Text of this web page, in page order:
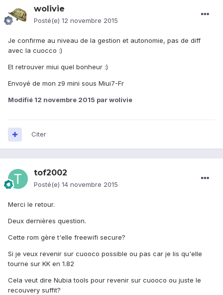
wolivie
Posté(e) 12 novembre 2015
Je confirme au niveau de la gestion et autonomie, pas de diff
avec la cuocco :)
Et retrouver miui quel bonheur :)
Envoyé de mon z9 mini sous Miui7-Fr
Modifié 12 novembre 2015 par wolivie
Citer
tof2002
Posté(e) 14 novembre 2015
Merci le retour.
Deux dernières question.
Cette rom gère t'elle freewifi secure?
Si je veux revenir sur cuooco possible ou pas car je lis qu'elle
tourne sur KK en 1.82
Cela veut dire Nubia tools pour revenir sur cuooco ou juste le
recouvery suffit?